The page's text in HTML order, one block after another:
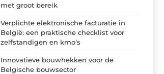
met groot bereik
Verplichte elektronische facturatie in
België: een praktische checklist voor
zelfstandigen en kmo’s
Innovatieve bouwhekken voor de
Belgische bouwsector